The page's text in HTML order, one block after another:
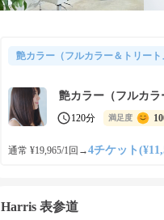
艶カラー（フルカラー＆トリート
艶カラー（フルカラ
120分 満足度
通常 ¥19,965/1回 →4チケット
Harris 表参道